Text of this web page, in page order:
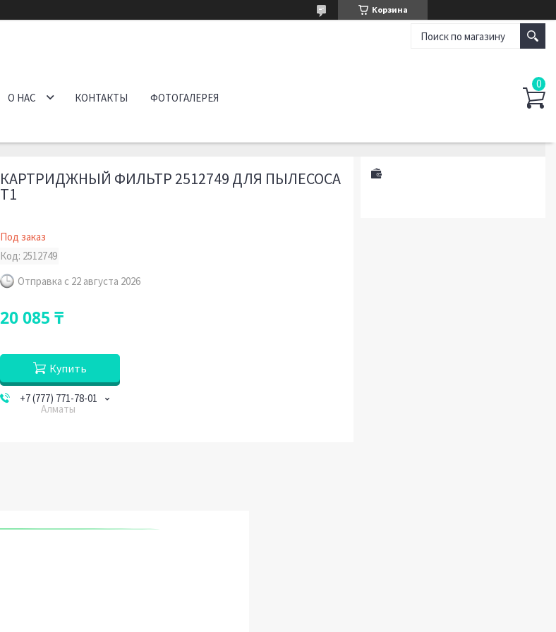
Корзина
О НАС КОНТАКТЫ ФОТОГАЛЕРЕЯ
КАРТРИДЖНЫЙ ФИЛЬТР 2512749 ДЛЯ ПЫЛЕСОСА
Т1
Под заказ
Код: 2512749
Отправка с 22 августа 2026
20 085 ₸
Купить
+7 (777) 771-78-01
Алматы